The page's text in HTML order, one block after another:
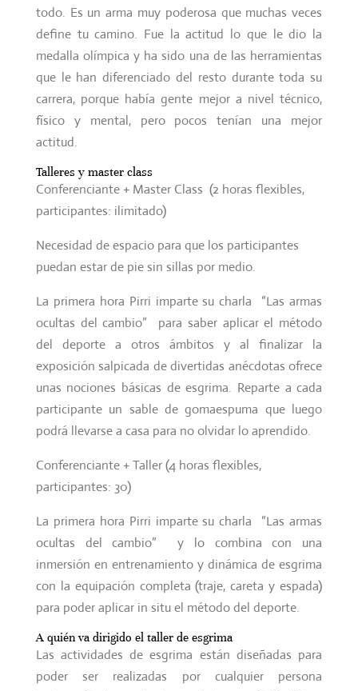
todo. Es un arma muy poderosa que muchas veces
define tu camino. Fue la actitud lo que le dio la
medalla olímpica y ha sido una de las herramientas
que le han diferenciado del resto durante toda su
carrera, porque había gente mejor a nivel técnico,
físico y mental, pero pocos tenían una mejor
actitud.
Talleres y master class
Conferenciante + Master Class (2 horas flexibles,
participantes: ilimitado)
Necesidad de espacio para que los participantes
puedan estar de pie sin sillas por medio.
La primera hora Pirri imparte su charla “Las armas
ocultas del cambio” para saber aplicar el método
del deporte a otros ámbitos y al finalizar la
exposición salpicada de divertidas anécdotas ofrece
unas nociones básicas de esgrima. Reparte a cada
participante un sable de gomaespuma que luego
podrá llevarse a casa para no olvidar lo aprendido.
Conferenciante + Taller (4 horas flexibles,
participantes: 30)
La primera hora Pirri imparte su charla “Las armas
ocultas del cambio” y lo combina con una
inmersión en entrenamiento y dinámica de esgrima
con la equipación completa (traje, careta y espada)
para poder aplicar in situ el método del deporte.
A quién va dirigido el taller de esgrima
Las actividades de esgrima están diseñadas para
poder ser realizadas por cualquier persona